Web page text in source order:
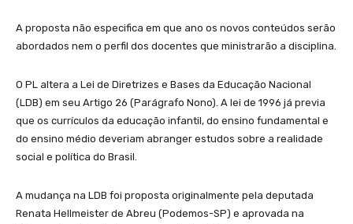
A proposta não especifica em que ano os novos conteúdos serão
abordados nem o perfil dos docentes que ministrarão a disciplina.
O PL altera a Lei de Diretrizes e Bases da Educação Nacional
(LDB) em seu Artigo 26 (Parágrafo Nono). A lei de 1996 já previa
que os currículos da educação infantil, do ensino fundamental e
do ensino médio deveriam abranger estudos sobre a realidade
social e política do Brasil.
A mudança na LDB foi proposta originalmente pela deputada
Renata Hellmeister de Abreu (Podemos-SP) e aprovada na